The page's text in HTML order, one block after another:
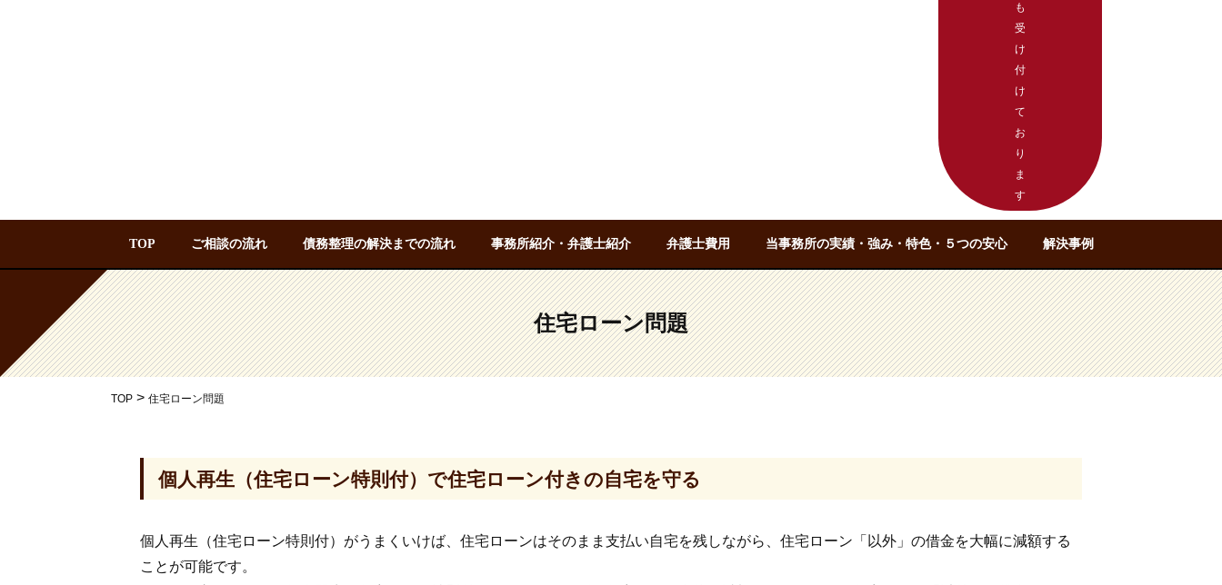
も
受
け
付
け
て
お
り
ま
す
TOP ご相談の流れ 債務整理の解決までの流れ 事務所紹介・弁護士紹介 弁護士費用 当事務所の実績・強み・特色・５つの安心 解決事例
住宅ローン問題
TOP > 住宅ローン問題
個人再生（住宅ローン特則付）で住宅ローン付きの自宅を守る
個人再生（住宅ローン特則付）がうまくいけば、住宅ローンはそのまま支払い自宅を残しながら、住宅ローン「以外」の借金を大幅に減額する
ことが可能です。